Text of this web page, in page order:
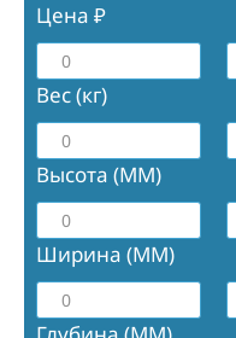
Цена ₽
Вес (кг)
Высота (ММ)
Ширина (ММ)